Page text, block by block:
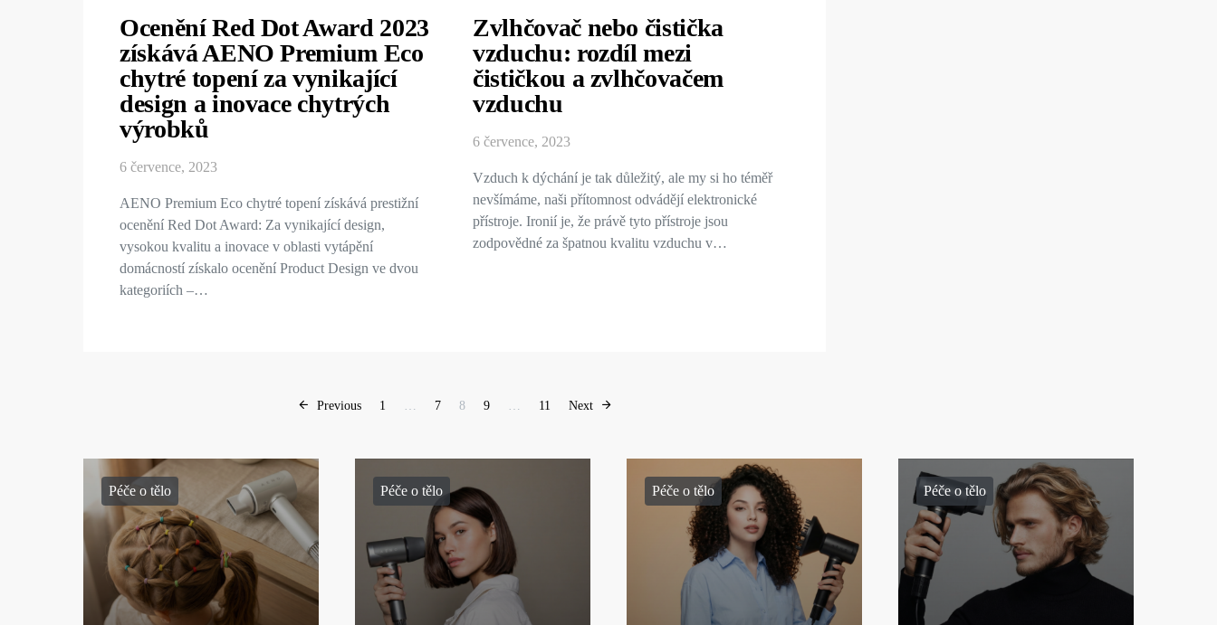
Ocenění Red Dot Award 2023
získává AENO Premium Eco
chytré topení za vynikající
design a inovace chytrých
výrobků
6 července, 2023
AENO Premium Eco chytré topení získává prestižní
ocenění Red Dot Award: Za vynikající design,
vysokou kvalitu a inovace v oblasti vytápění
domácností získalo ocenění Product Design ve dvou
kategoriích –…
Zvlhčovač nebo čistička
vzduchu: rozdíl mezi
čističkou a zvlhčovačem
vzduchu
6 července, 2023
Vzduch k dýchání je tak důležitý, ale my si ho téměř
nevšímáme, naši přítomnost odvádějí elektronické
přístroje. Ironií je, že právě tyto přístroje jsou
zodpovědné za špatnou kvalitu vzduchu v…
Stránkování příspěvků
Previous 1 … 7 8 9 … 11 Next
Péče o tělo Péče o tělo Péče o tělo Péče o tělo